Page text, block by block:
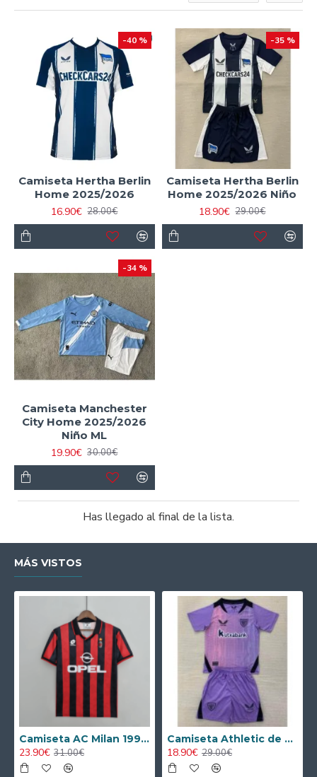
-40 %
Camiseta Hertha Berlin
Home 2025/2026
16.90€ 28.00€
-35 %
Camiseta Hertha Berlin
Home 2025/2026 Niño
18.90€ 29.00€
-34 %
Camiseta Manchester
City Home 2025/2026
Niño ML
19.90€ 30.00€
Has llegado al final de la lista.
MÁS VISTOS
Camiseta AC Milan 1995/1996 Local Retro
23.90€ 31.00€
Camiseta Athletic de Bilbao 2024/2025 Alternativo Niño Kit
18.90€ 29.00€